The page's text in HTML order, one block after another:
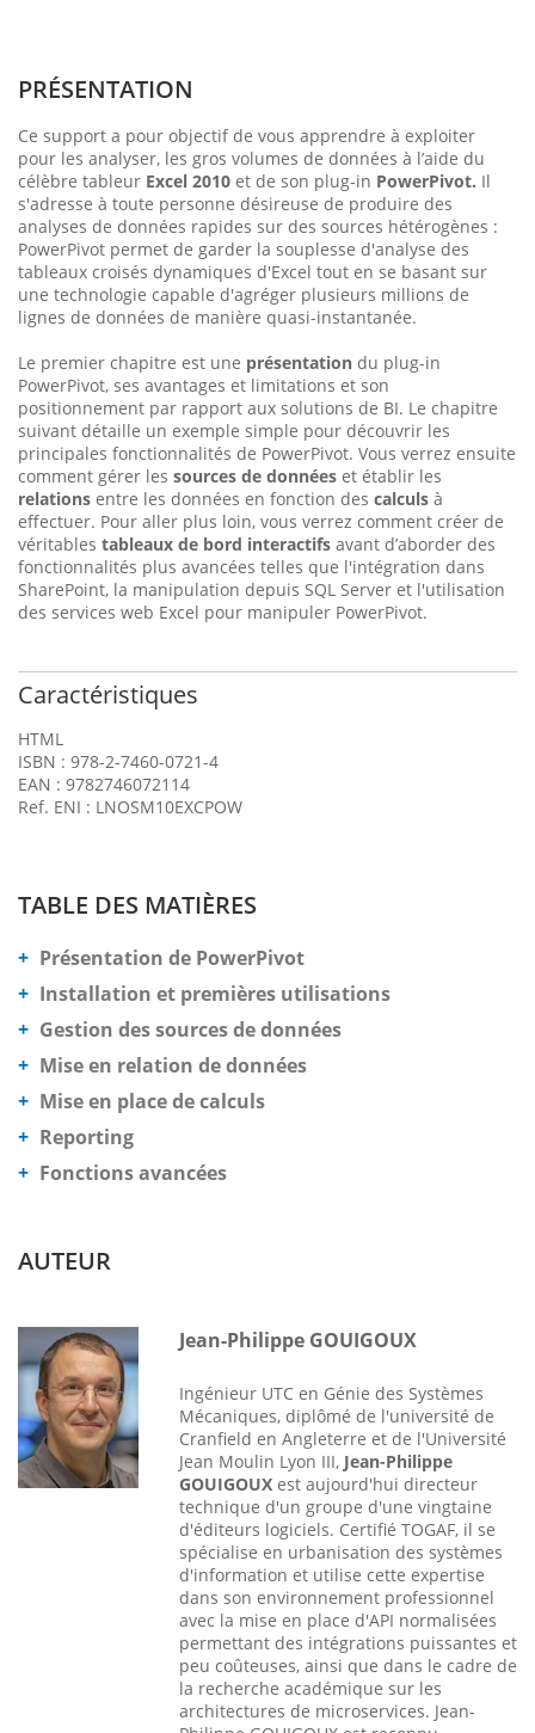
PRÉSENTATION
Ce support a pour objectif de vous apprendre à exploiter
pour les analyser, les gros volumes de données à l’aide du
célèbre tableur Excel 2010 et de son plug-in PowerPivot. Il
s'adresse à toute personne désireuse de produire des
analyses de données rapides sur des sources hétérogènes :
PowerPivot permet de garder la souplesse d'analyse des
tableaux croisés dynamiques d'Excel tout en se basant sur
une technologie capable d'agréger plusieurs millions de
lignes de données de manière quasi-instantanée.
Le premier chapitre est une présentation du plug-in
PowerPivot, ses avantages et limitations et son
positionnement par rapport aux solutions de BI. Le chapitre
suivant détaille un exemple simple pour découvrir les
principales fonctionnalités de PowerPivot. Vous verrez ensuite
comment gérer les sources de données et établir les
relations entre les données en fonction des calculs à
effectuer. Pour aller plus loin, vous verrez comment créer de
véritables tableaux de bord interactifs avant d’aborder des
fonctionnalités plus avancées telles que l'intégration dans
SharePoint, la manipulation depuis SQL Server et l'utilisation
des services web Excel pour manipuler PowerPivot.
Caractéristiques
HTML
ISBN : 978-2-7460-0721-4
EAN : 9782746072114
Ref. ENI : LNOSM10EXCPOW
TABLE DES MATIÈRES
Présentation de PowerPivot
Installation et premières utilisations
Gestion des sources de données
Mise en relation de données
Mise en place de calculs
Reporting
Fonctions avancées
AUTEUR
Jean-Philippe GOUIGOUX
Ingénieur UTC en Génie des Systèmes
Mécaniques, diplômé de l'université de
Cranfield en Angleterre et de l'Université
Jean Moulin Lyon III, Jean-Philippe
GOUIGOUX est aujourd'hui directeur
technique d'un groupe d'une vingtaine
d'éditeurs logiciels. Certifié TOGAF, il se
spécialise en urbanisation des systèmes
d'information et utilise cette expertise
dans son environnement professionnel
avec la mise en place d'API normalisées
permettant des intégrations puissantes et
peu coûteuses, ainsi que dans le cadre de
la recherche académique sur les
architectures de microservices. Jean-